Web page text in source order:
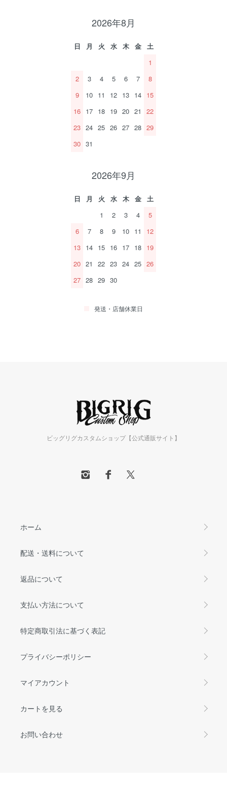
2026年8月
日 月 火 水 木 金
土
1
2
3 4 5 6 7
8
9
10 11 12 13 14 15
16 17 18 19 20 21
22
23 24 25 26 27 28 29
30 31
2026年9月
日 月 火 水 木 金
土
1
2 3 4
5
6
7 8 9 10 11
12
13 14 15 16 17 18 19
20 21 22 23 24 25 26
27 28 29 30
発送・店舗休業日
ビッグリグカスタムショップ【公式通販サイト】
ホーム
配送・送料について
返品について
支払い方法について
特定商取引法に基づく表記
プライバシーポリシー
マイアカウント
カートを見る
お問い合わせ